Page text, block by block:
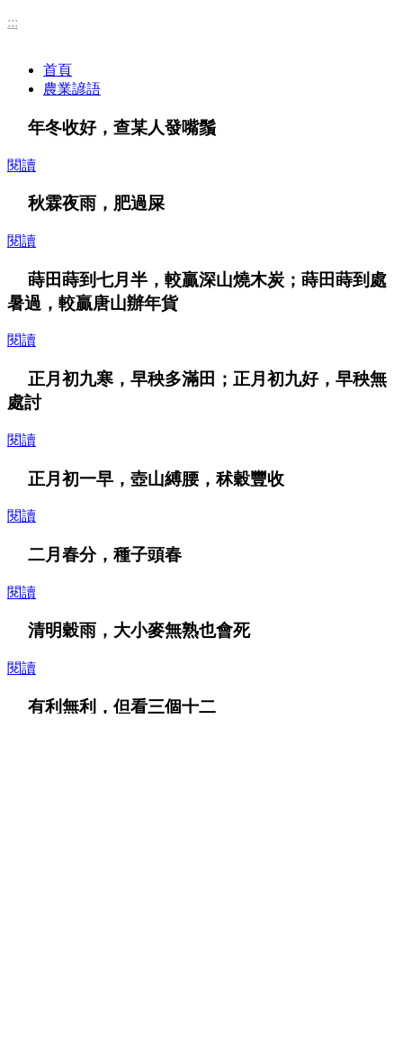
:::
首頁
農業諺語
年冬收好，查某人發嘴鬚
閱讀
秋霖夜雨，肥過屎
閱讀
蒔田蒔到七月半，較贏深山燒木炭；蒔田蒔到處
暑過，較贏唐山辦年貨
閱讀
正月初九寒，早秧多滿田；正月初九好，早秧無
處討
閱讀
正月初一早，壺山縛腰，秫穀豐收
閱讀
二月春分，種子頭春
閱讀
清明穀雨，大小麥無熟也會死
閱讀
有利無利，但看三個十二